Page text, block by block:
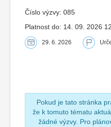
Číslo výzvy: 085
Platnost do: 14. 09. 2026
29. 6. 2026
Pokud je tato stránka
že k tomuto tématu
žádné výzvy. Pro